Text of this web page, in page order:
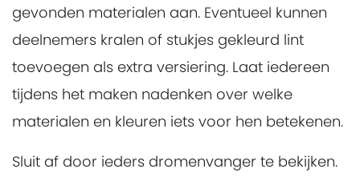
gevonden materialen aan. Eventueel kunnen
deelnemers kralen of stukjes gekleurd lint
toevoegen als extra versiering. Laat iedereen
tijdens het maken nadenken over welke
materialen en kleuren iets voor hen betekenen.
Sluit af door ieders dromenvanger te bekijken.